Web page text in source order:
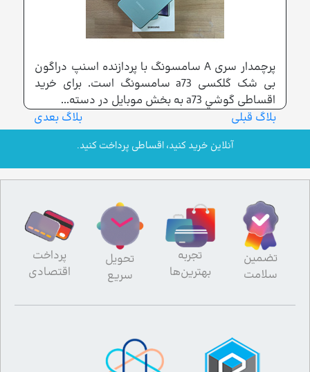
پرچمدار سری A سامسونگ با پردازنده اسنپ دراگون
بی شک گلکسی a73 سامسونگ است. برای خرید
اقساطی گوشي a73 به بخش موبایل در دسته...
بلاگ بعدی
بلاگ قبلی
آنلاین خرید کنید، اقساطی پرداخت کنید.
تضمین
سلامت
تجربه
بهترین‌ها
تحویل
سریع
پرداخت
اقتصادی